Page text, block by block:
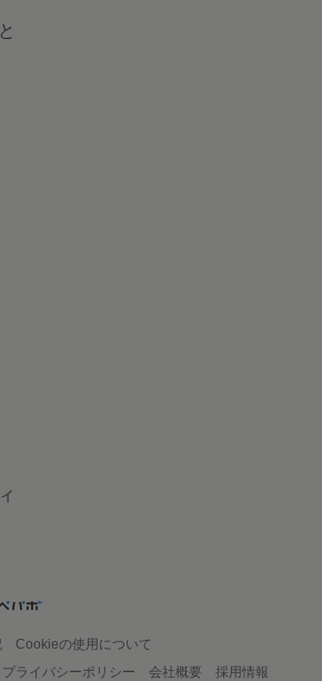
Cookieの使用について
プライバシーポリシー 会社概要
採用情報